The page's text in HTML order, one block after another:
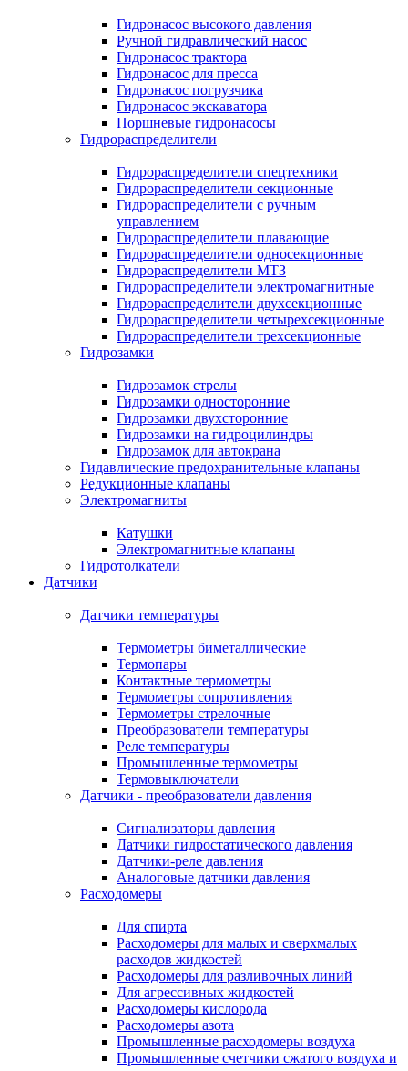
Гидронасос высокого давления
Ручной гидравлический насос
Гидронасос трактора
Гидронасос для пресса
Гидронасос погрузчика
Гидронасос экскаватора
Поршневые гидронасосы
Гидрораспределители
Гидрораспределители спецтехники
Гидрораспределители секционные
Гидрораспределители с ручным
управлением
Гидрораспределители плавающие
Гидрораспределители односекционные
Гидрораспределители МТЗ
Гидрораспределители электромагнитные
Гидрораспределители двухсекционные
Гидрораспределители четырехсекционные
Гидрораспределители трехсекционные
Гидрозамки
Гидрозамок стрелы
Гидрозамки односторонние
Гидрозамки двухсторонние
Гидрозамки на гидроцилиндры
Гидрозамок для автокрана
Гидавлические предохранительные клапаны
Редукционные клапаны
Электромагниты
Катушки
Электромагнитные клапаны
Гидротолкатели
Датчики
Датчики температуры
Термометры биметаллические
Термопары
Контактные термометры
Термометры сопротивления
Термометры стрелочные
Преобразователи температуры
Реле температуры
Промышленные термометры
Термовыключатели
Датчики - преобразователи давления
Сигнализаторы давления
Датчики гидростатического давления
Датчики-реле давления
Аналоговые датчики давления
Расходомеры
Для спирта
Расходомеры для малых и сверхмалых
расходов жидкостей
Расходомеры для разливочных линий
Для агрессивных жидкостей
Расходомеры кислорода
Расходомеры азота
Промышленные расходомеры воздуха
Промышленные счетчики сжатого воздуха и